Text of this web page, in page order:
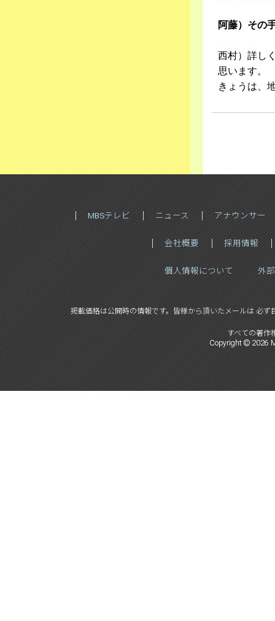
阿藤）その
西村）詳し
思います。
きょうは、
MBSテレビ ニュース アナウンサー
会社概要 採用情報
個人情報について 外
掲載価格は公開時の情報です。皆様から頂いたメールは 必ず
すべての著作
Copyright © 2026